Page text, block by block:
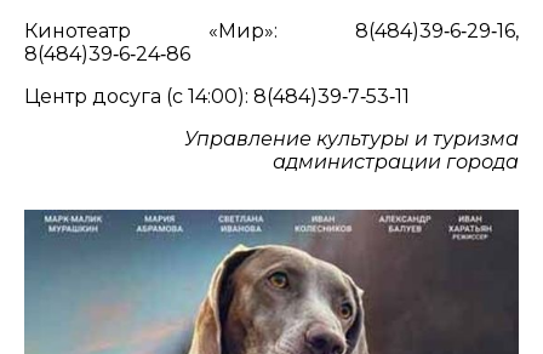
Кинотеатр «Мир»: 8(484)39‑6‑29‑16,
8(484)39‑6‑24‑86
Центр досуга (с 14:00): 8(484)39‑7‑53‑11
Управление культуры и туризма
администрации города